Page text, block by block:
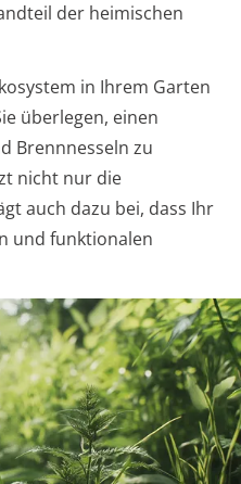
der heimischen
in Ihrem Garten
überlegen, einen
Brennnesseln zu
nicht nur die
auch dazu bei, dass Ihr
und funktionalen